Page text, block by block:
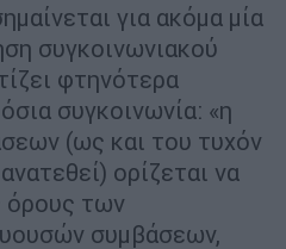
για ακόμα μία
συγκοινωνιακού
φτηνότερα
συγκοινωνία: «η
(ως και του τυχόν
ορίζεται να
όρους των
συμβάσεων,